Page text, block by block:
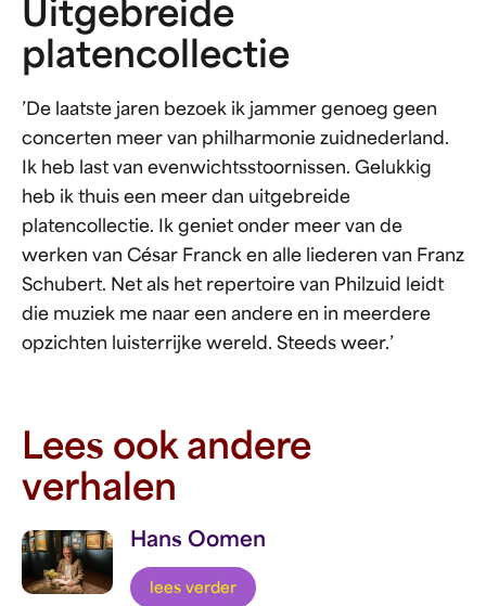
Uitgebreide
platencollectie
’De laatste jaren bezoek ik jammer genoeg geen
concerten meer van philharmonie zuidnederland.
Ik heb last van evenwichtsstoornissen. Gelukkig
heb ik thuis een meer dan uitgebreide
platencollectie. Ik geniet onder meer van de
werken van César Franck en alle liederen van Franz
Schubert. Net als het repertoire van Philzuid leidt
die muziek me naar een andere en in meerdere
opzichten luisterrijke wereld. Steeds weer.’
Lees ook andere
verhalen
Hans Oomen
lees verder